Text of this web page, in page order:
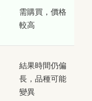
需購買，價格
較高
結果時間仍偏
長，品種可能
變異